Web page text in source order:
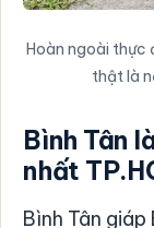
Hoàn ngoài thực
thật là
Bình Tân
nhất
Bình Tân giáp